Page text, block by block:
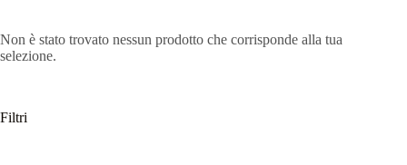
Non è stato trovato nessun prodotto che corrisponde alla tua
selezione.
Filtri